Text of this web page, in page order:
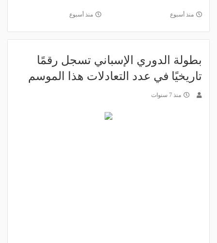
منذ أسبوع منذ أسبوع
بطولة الدوري الإسباني تسجل رقمًا
تاريخيًا في عدد التعادلات هذا الموسم
منذ 7 سنوات